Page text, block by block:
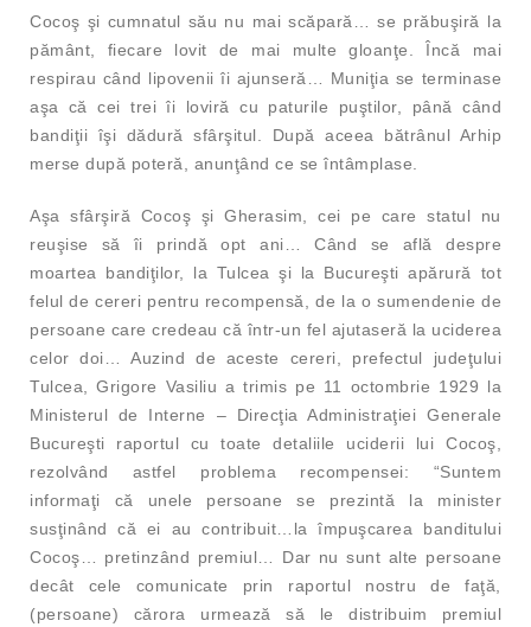
Cocoş şi cumnatul său nu mai scăpară… se prăbuşiră la
pământ, fiecare lovit de mai multe gloanţe. Încă mai
respirau când lipovenii îi ajunseră… Muniţia se terminase
aşa că cei trei îi loviră cu paturile puştilor, până când
bandiţii îşi dădură sfârşitul. După aceea bătrânul Arhip
merse după poteră, anunţând ce se întâmplase.
Aşa sfârşiră Cocoş şi Gherasim, cei pe care statul nu
reuşise să îi prindă opt ani… Când se află despre
moartea bandiţilor, la Tulcea şi la Bucureşti apărură tot
felul de cereri pentru recompensă, de la o sumendenie de
persoane care credeau că într-un fel ajutaseră la uciderea
celor doi… Auzind de aceste cereri, prefectul judeţului
Tulcea, Grigore Vasiliu a trimis pe 11 octombrie 1929 la
Ministerul de Interne – Direcţia Administraţiei Generale
Bucureşti raportul cu toate detaliile uciderii lui Cocoş,
rezolvând astfel problema recompensei: “Suntem
informaţi că unele persoane se prezintă la minister
susţinând că ei au contribuit…la împuşcarea banditului
Cocoş… pretinzând premiul… Dar nu sunt alte persoane
decât cele comunicate prin raportul nostru de faţă,
(persoane) cărora urmează să le distribuim premiul